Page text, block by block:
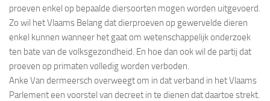
proeven enkel op bepaalde diersoorten mogen worden uitgevoerd.
Zo wil het Vlaams Belang dat dierproeven op gewervelde dieren
enkel kunnen wanneer het gaat om wetenschappelijk onderzoek
ten bate van de volksgezondheid. En hoe dan ook wil de partij dat
proeven op primaten volledig worden verboden.
Anke Van dermeersch overweegt om in dat verband in het Vlaams
Parlement een voorstel van decreet in te dienen dat daartoe strekt.